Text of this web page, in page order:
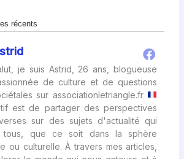
récents
je suis Astrid, 26 ans, blogueuse
de culture et de questions
sur associationletriangle.fr
est de partager des perspectives
sur des sujets d'actualité qui
tous, que ce soit dans la sphère
ou culturelle. À travers mes articles,